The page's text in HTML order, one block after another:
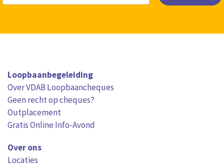
Loopbaanbegeleiding
Over VDAB Loopbaancheques
Geen recht op cheques?
Outplacement
Gratis Online Info-Avond
Over ons
Locaties